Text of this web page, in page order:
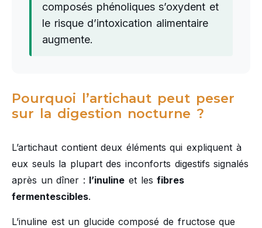
composés phénoliques s’oxydent et
le risque d’intoxication alimentaire
augmente.
Pourquoi l’artichaut peut peser
sur la digestion nocturne ?
L’artichaut contient deux éléments qui expliquent à
eux seuls la plupart des inconforts digestifs signalés
après un dîner : l’inuline et lesfibres
fermentescibles.
L’inuline est un glucide composé de fructose que